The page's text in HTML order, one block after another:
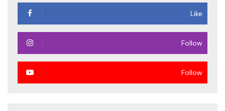
Like
Follow
Follow